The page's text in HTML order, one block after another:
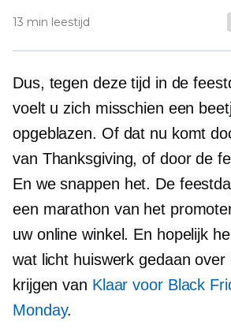
13 min leestijd
Dus, tegen deze tijd in de
voelt u zich misschien een
opgeblazen. Of dat nu komt
van Thanksgiving, of door de
En we snappen het. De
een marathon van het
uw online winkel. En hopelijk
wat licht huiswerk gedaan over
krijgen van Klaar voor Black
Monday.